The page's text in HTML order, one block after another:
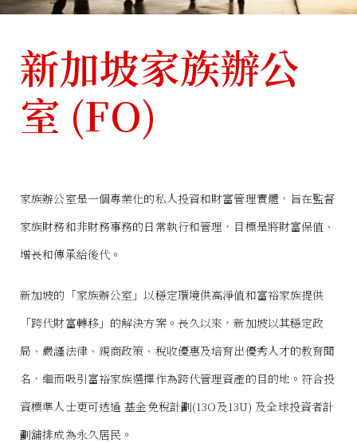
新加坡家族辦公
室 (FO)
家族辦公室是一個專業化的私人投資和財富管理實體，旨在監督
家族財務和非財務事務的日常執行和管理，目標是將財富保值、
增長和傳承給後代。
新加坡的「家族辦公室」以穩定環境供高淨值和富裕家族提供
「跨代財富轉移」的解決方案。長久以來，新加坡以其穩定政
局、嚴謹法律、親商政策、稅收優惠及培育出優秀人才的教育聞
名，繼而吸引富裕家族選擇作為跨代管理資產的目的地。符合投
資標準人士更可透過 基金免稅計劃(13O及13U) 及全球投資者計
劃舖排成為永久居民。